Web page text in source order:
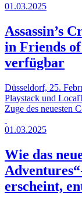
01.03.2025
Assassin’s
in Friends
verfügbar
Düsseldorf, 25.
Playstack und
Zuge des neuesten
01.03.2025
Wie das
erscheint,